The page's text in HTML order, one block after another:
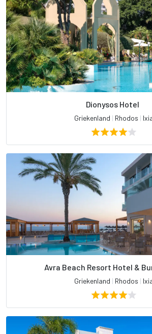
Dionysos Hotel
Griekenland | Rhodos |
Avra Beach Resort Hotel &
Griekenland | Rhodos |